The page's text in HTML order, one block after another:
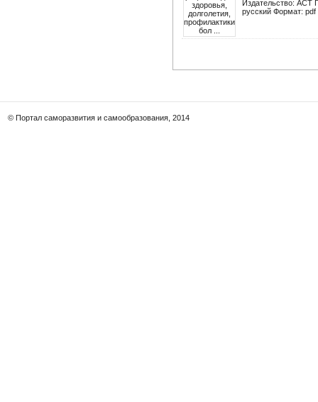
Издательство: АСТ
русский Формат:
© Портал саморазвития и самообразования, 2014